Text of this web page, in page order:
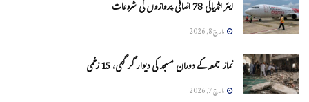
ایئر انڈیاکی 78 اضافی پروازوں کی شروعات
مارچ 8, 2026
نماز جمعہ کے دوران مسجد کی دیوار گر گئی، 15 زخمی
مارچ 7, 2026